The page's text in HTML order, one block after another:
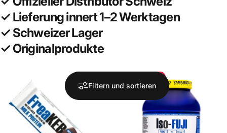
✓ Lieferung innert 1–2 Werktagen
✓ Schweizer Lager
✓ Originalprodukte
Filtern und sortieren